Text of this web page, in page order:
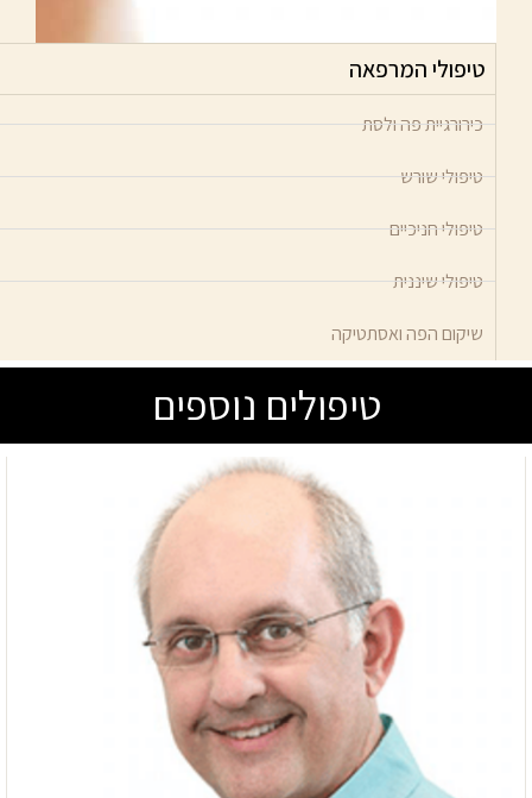
טיפולי המרפאה
כירורגיית פה ולסת
טיפולי שורש
טיפולי חניכיים
טיפולי שיננית
שיקום הפה ואסתטיקה
טיפולים נוספים